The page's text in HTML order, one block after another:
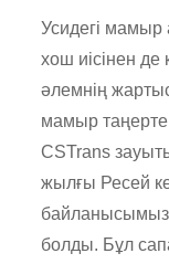
Усидегі
хош иісінен де
әлемнің
мамыр таңертең
CSTrans
жылғы Ресей
болды. Бұл